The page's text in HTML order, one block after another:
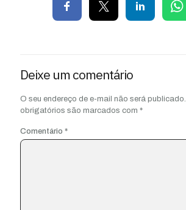
Deixe um comentário
O seu endereço de e-mail não será publicado.
obrigatórios são marcados com *
Comentário *